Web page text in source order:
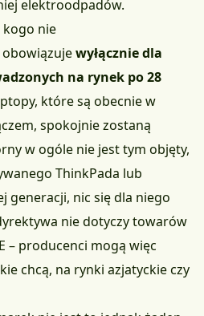
elektroodpadów.
kogo nie
obowiązujewyłącznie dla
na rynek po 28
które są obecnie w
spokojnie zostaną
w ogóle nie jest tym objęty,
ThinkPada lub
generacji, nic się dla niego
nie dotyczy towarów
– producenci mogą więc
chcą, na rynki azjatyckie czy